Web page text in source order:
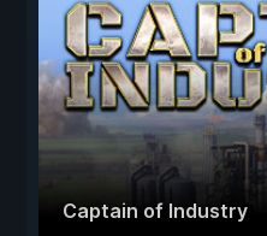
Captain of Industry